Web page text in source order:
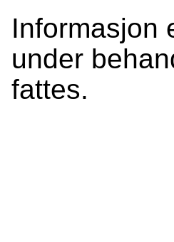
Informasjon
under
fattes.